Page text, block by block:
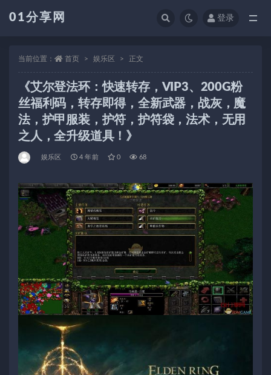
01分享网 登录
当前位置： 首页 娱乐区 正文
《艾尔登法环：快速转存，VIP3、200G粉
丝福利码，转存即得，全新武器，战灰，魔
法，护甲服装，护符，护符袋，法术，无用
之人，全升级道具！》
娱乐区 4 年前 0 68